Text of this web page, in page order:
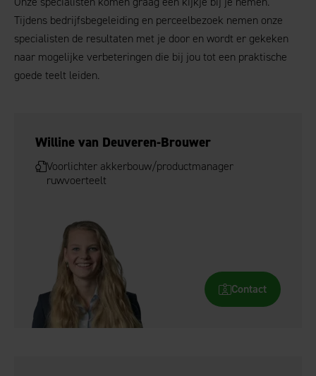
Tijdens bedrijfsbegeleiding en perceelbezoek nemen onze
specialisten de resultaten met je door en wordt er gekeken
naar mogelijke verbeteringen die bij jou tot een praktische
goede teelt leiden.
Willine van Deuveren-Brouwer
Voorlichter akkerbouw/productmanager
ruwvoerteelt
Contact